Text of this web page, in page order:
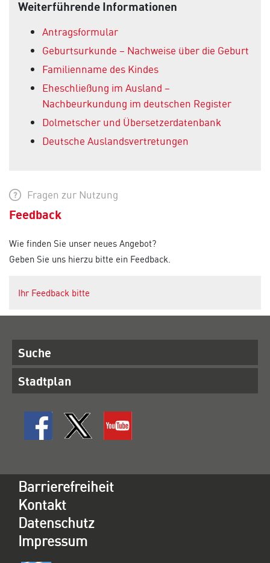
Weiterführende Informationen
Antragsformular
Geburtsurkunde – Nachweise über die Geburt
Familienname des Kindes
Eheschließung im Ausland –
Nachbeurkundung im deutschen Register
Dolmetscher und Übersetzerdatenbank
Deutsche Auslandsvertretungen
Fragen zur Nutzung
Feedback
Wie finden Sie unser neues Angebot?
Geben Sie uns hierzu bitte ein Feedback.
Ihr Feedback bitte
Suche
Stadtplan
Barrierefreiheit
Kontakt
Datenschutz
Impressum